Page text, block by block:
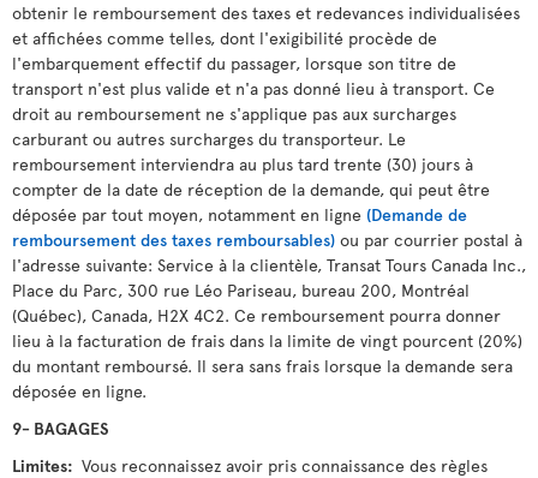
obtenir le remboursement des taxes et redevances individualisées
et affichées comme telles, dont l'exigibilité procède de
l'embarquement effectif du passager, lorsque son titre de
transport n'est plus valide et n'a pas donné lieu à transport. Ce
droit au remboursement ne s'applique pas aux surcharges
carburant ou autres surcharges du transporteur. Le
remboursement interviendra au plus tard trente (30) jours à
compter de la date de réception de la demande, qui peut être
déposée par tout moyen, notamment en ligne (Demande de
remboursement des taxes remboursables) ou par courrier postal à
l'adresse suivante: Service à la clientèle, Transat Tours Canada Inc.,
Place du Parc, 300 rue Léo Pariseau, bureau 200, Montréal
(Québec), Canada, H2X 4C2. Ce remboursement pourra donner
lieu à la facturation de frais dans la limite de vingt pourcent (20%)
du montant remboursé. Il sera sans frais lorsque la demande sera
déposée en ligne.
9- BAGAGES
Limites: Vous reconnaissez avoir pris connaissance des règles